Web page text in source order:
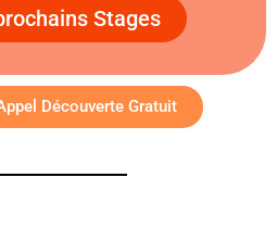
Stages
Découverte Gratuit